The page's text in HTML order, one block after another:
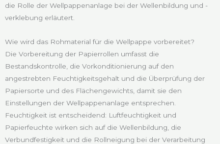
die Rolle der Wellpappenanlage bei der Wellenbildung und -
verklebung erläutert.
Wie wird das Rohmaterial für die Wellpappe vorbereitet?
Die Vorbereitung der Papierrollen umfasst die
Bestandskontrolle, die Vorkonditionierung auf den
angestrebten Feuchtigkeitsgehalt und die Überprüfung der
Papiersorte und des Flächengewichts, damit sie den
Einstellungen der Wellpappenanlage entsprechen.
Feuchtigkeit ist entscheidend: Luftfeuchtigkeit und
Papierfeuchte wirken sich auf die Wellenbildung, die
Verbundfestigkeit und die Rollneigung bei der Verarbeitung